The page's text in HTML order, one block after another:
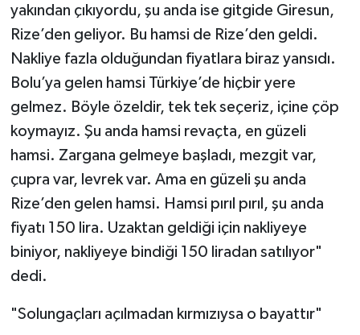
yakından çıkıyordu, şu anda ise gitgide Giresun,
Rize’den geliyor. Bu hamsi de Rize’den geldi.
Nakliye fazla olduğundan fiyatlara biraz yansıdı.
Bolu’ya gelen hamsi Türkiye’de hiçbir yere
gelmez. Böyle özeldir, tek tek seçeriz, içine çöp
koymayız. Şu anda hamsi revaçta, en güzeli
hamsi. Zargana gelmeye başladı, mezgit var,
çupra var, levrek var. Ama en güzeli şu anda
Rize’den gelen hamsi. Hamsi pırıl pırıl, şu anda
fiyatı 150 lira. Uzaktan geldiği için nakliyeye
biniyor, nakliyeye bindiği 150 liradan satılıyor"
dedi.
"Solungaçları açılmadan kırmızıysa o bayattır"